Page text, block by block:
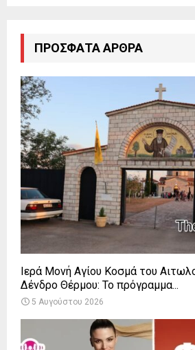
ΠΡΌΣΦΑΤΑ ΆΡΘΡΑ
Ιερά Μονή Αγίου Κοσμά του
Δένδρο Θέρμου: Το πρόγραμμα...
5 Αυγούστου 2026